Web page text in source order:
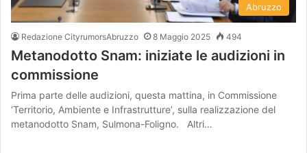
Abruzzo
Redazione CityrumorsAbruzzo 8 Maggio 2025 494
Metanodotto Snam: iniziate le audizioni in
commissione
Prima parte delle audizioni, questa mattina, in Commissione
‘Territorio, Ambiente e Infrastrutture’, sulla realizzazione del
metanodotto Snam, Sulmona-Foligno. Altri…